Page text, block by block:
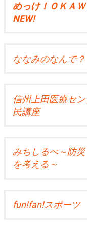
めっけ！ＯＫＡＷ
NEW!
ななみのなんで？
信州上田医療セ
民講座
みちしるべ～防
を考える～
fun!fan!スポーツ